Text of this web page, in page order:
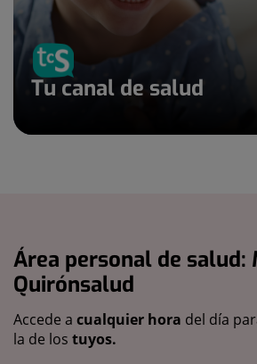
Tu canal de salud
Área personal de salud:
Quirónsalud
Accede a cualquier hora del día
la de los tuyos.